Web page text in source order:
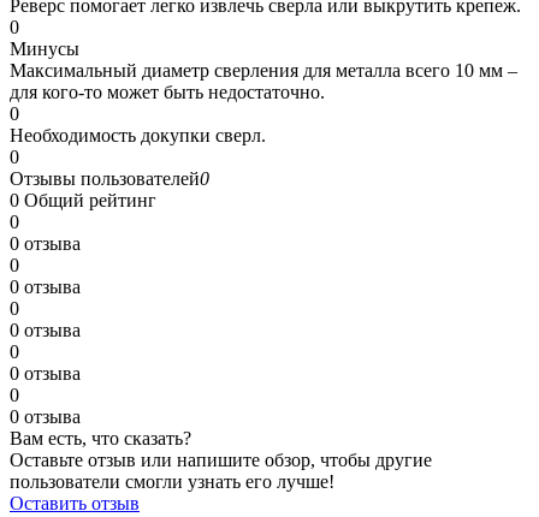
Реверс помогает легко извлечь сверла или выкрутить крепеж.
0
Минусы
Максимальный диаметр сверления для металла всего 10 мм –
для кого-то может быть недостаточно.
0
Необходимость докупки сверл.
0
Отзывы пользователей0
0 Общий рейтинг
0
0 отзыва
0
0 отзыва
0
0 отзыва
0
0 отзыва
0
0 отзыва
Вам есть, что сказать?
Оставьте отзыв или напишите обзор, чтобы другие
пользователи смогли узнать его лучше!
Оставить отзыв